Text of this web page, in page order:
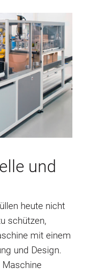
und
heute nicht
schützen,
mit einem
und Design.